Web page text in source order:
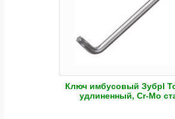
Ключ имбусовый Зубрl
удлиненный, Cr-Mo